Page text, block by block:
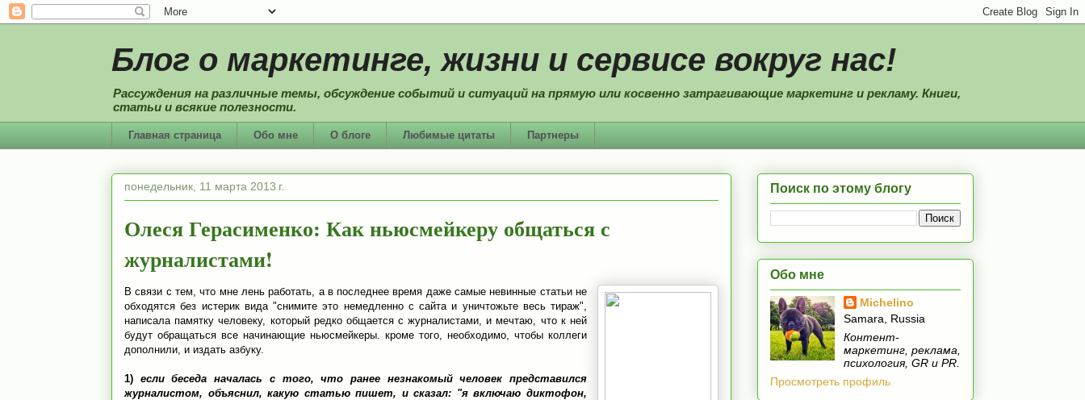
Блог о маркетинге, жизни и сервисе вокруг нас!
Рассуждения на различные темы, обсуждение событий и ситуаций на прямую или косвенно затрагивающие маркетинг и рекламу. Книги,
статьи и всякие полезности.
Главная страница Обо мне О блоге Любимые цитаты Партнеры
понедельник, 11 марта 2013 г.
Олеся Герасименко: Как ньюсмейкеру общаться с
журналистами!
В связи с тем, что мне лень работать, а в последнее время даже самые невинные статьи не
обходятся без истерик вида "снимите это немедленно с сайта и уничтожьте весь тираж",
написала памятку человеку, который редко общается с журналистами, и мечтаю, что к ней
будут обращаться все начинающие ньюсмейкеры. кроме того, необходимо, чтобы коллеги
дополнили, и издать азбуку.
1) если беседа началась с того, что ранее незнакомый человек представился
журналистом, объяснил, какую статью пишет, и сказал: "я включаю диктофон,
Поиск по этому блогу
Обо мне
Michelino
Samara, Russia
Контент-
маркетинг, реклама,
психология, GR и PR.
Просмотреть профиль